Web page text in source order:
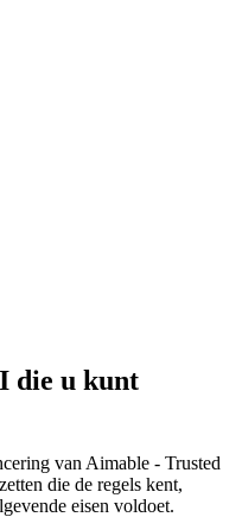
die u kunt
van Aimable - Trusted
die de regels kent,
eisen voldoet.